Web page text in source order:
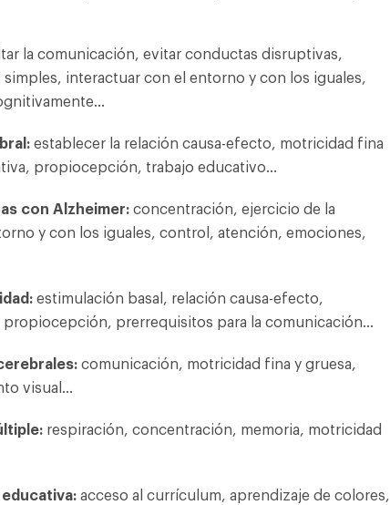
la comunicación, evitar conductas disruptivas,
interactuar con el entorno y con los iguales,
establecer la relación causa-efecto, motricidad fina
propiocepción, trabajo educativo…
con Alzheimer:concentración, ejercicio de la
y con los iguales, control, atención, emociones,
estimulación basal, relación causa-efecto,
prerrequisitos para la comunicación…
comunicación, motricidad fina y gruesa,
visual…
respiración, concentración, memoria, motricidad
acceso al currículum, aprendizaje de colores,